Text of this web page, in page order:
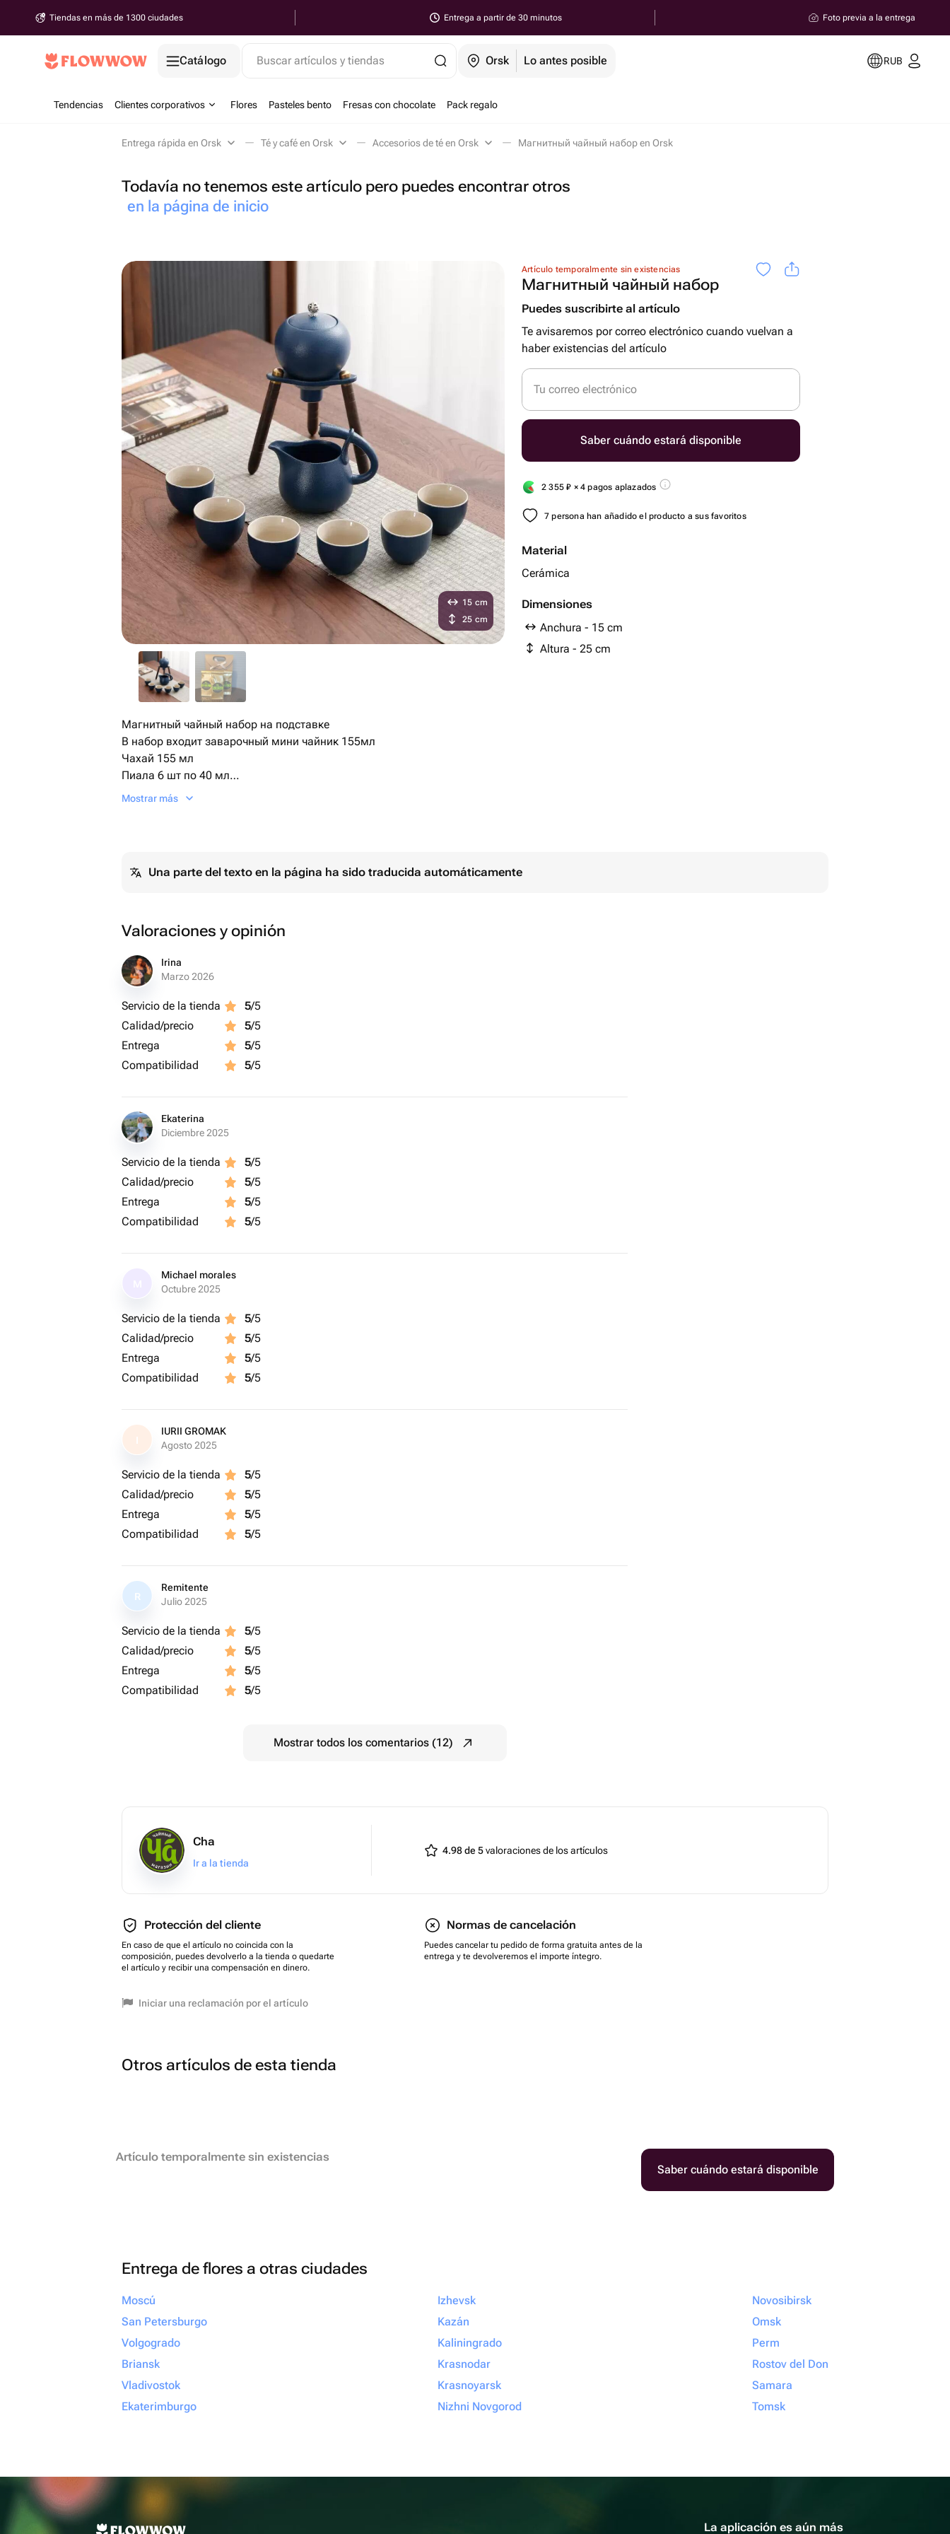
Tiendas en más de 1300 ciudades Entrega a partir de 30 minutos Foto previa a la entrega
Catálogo Buscar artículos y tiendas Orsk Lo antes posible RUB
Tendencias Clientes corporativos Flores Pasteles bento Fresas con chocolate Pack regalo
Entrega rápida en Orsk Té y café en Orsk Accesorios de té en Orsk Магнитный чайный набор en Orsk
Todavía no tenemos este artículo pero puedes encontrar otros
en la página de inicio
Artículo temporalmente sin existencias
Магнитный чайный набор
Puedes suscribirte al artículo
Te avisaremos por correo electrónico cuando vuelvan a
haber existencias del artículo
Tu correo electrónico
Saber cuándo estará disponible
2 355₽ × 4 pagos aplazados
7 persona han añadido el producto a sus favoritos
Material
Cerámica
Dimensiones
Anchura - 15 cm
Altura - 25 cm
15 cm
25 cm
Магнитный чайный набор на подставке
В набор входит заварочный мини чайник 155мл
Чахай 155 мл
Пиала 6 шт по 40 мл
В подарок идет набор китайского чая:
Mostrar más
Una parte del texto en la página ha sido traducida automáticamente
Valoraciones y opinión
Irina
Marzo 2026
Servicio de la tienda 5/5
Calidad/precio
5/5
Entrega
5/5
Compatibilidad
5/5
Ekaterina
Diciembre 2025
Servicio de la tienda 5/5
Calidad/precio
5/5
Entrega
5/5
Compatibilidad
5/5
Michael morales
Octubre 2025
Servicio de la tienda 5/5
Calidad/precio
5/5
Entrega
5/5
Compatibilidad
5/5
I
IURII GROMAK
Agosto 2025
Servicio de la tienda 5/5
Calidad/precio
5/5
Entrega
5/5
Compatibilidad
5/5
R
Remitente
Julio 2025
Servicio de la tienda 5/5
Calidad/precio
5/5
Entrega
5/5
Compatibilidad
5/5
Mostrar todos los comentarios (12)
Cha
Ir a la tienda
4.98 de 5valoraciones de los artículos
Protección del cliente
En caso de que el artículo no coincida con la
composición, puedes devolverlo a la tienda o quedarte
el artículo y recibir una compensación en dinero.
Normas de cancelación
Puedes cancelar tu pedido de forma gratuita antes de la
entrega y te devolveremos el importe íntegro.
Iniciar una reclamación por el artículo
Otros artículos de esta tienda
Artículo temporalmente sin existencias
Saber cuándo estará disponible
Entrega de flores a otras ciudades
Moscú
San Petersburgo
Volgogrado
Briansk
Vladivostok
Ekaterimburgo
Izhevsk
Kazán
Kaliningrado
Krasnodar
Krasnoyarsk
Nizhni Novgorod
Novosibirsk
Omsk
Perm
Rostov del Don
Samara
Tomsk
La aplicación es aún más